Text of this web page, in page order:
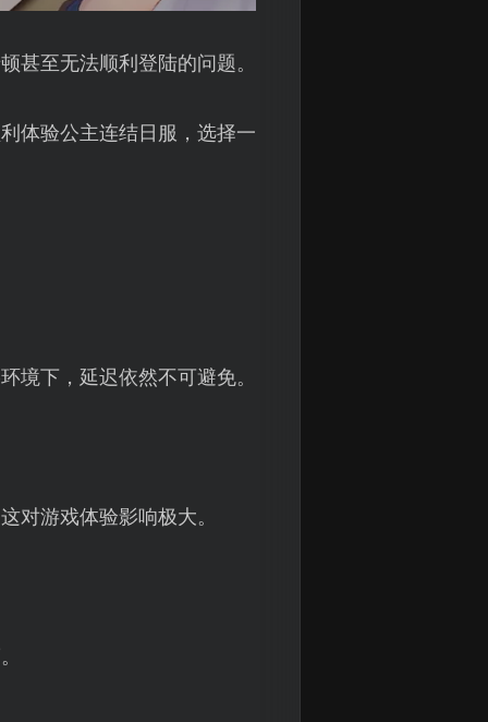
甚至无法顺利登陆的问题。
体验公主连结日服，选择一
境下，延迟依然不可避免。
对游戏体验影响极大。